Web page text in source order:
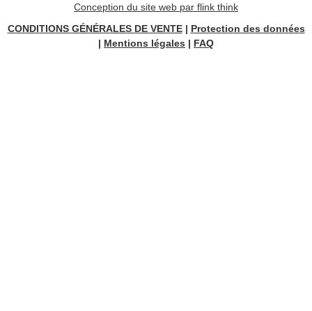
Conception du site web par flink think
CONDITIONS GÉNÉRALES DE VENTE| Protection des données
| Mentions légales | FAQ